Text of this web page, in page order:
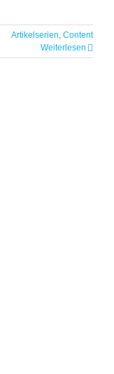
Artikelserien, Content
Weiterlesen